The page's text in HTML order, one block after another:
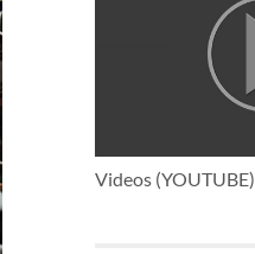
Videos (YOUTUBE)